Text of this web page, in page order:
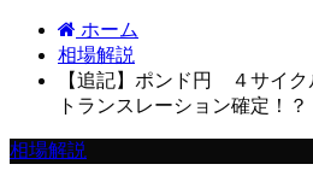
ホーム
相場解説
【追記】ポンド円 ４サイク
トランスレーション確定！？
相場解説